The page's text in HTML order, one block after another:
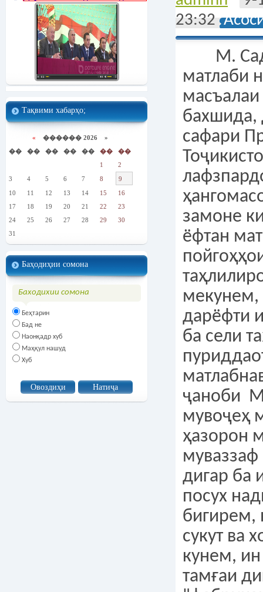
Тақвими хабарҳо;
« ������ 2026 »
��
�� �� �� �� ��
��
1
2
3
4 5 6 7 8
9
10
11 12 13 14 15
16
17
18 19 20 21 22
23
24
25 26 27 28 29
30
31
Баҳодиҳии сомона
Баходихии сомона
Беҳтарин
Бад не
Наонқадр хуб
Маҳқул нашуд
Хуб
23:32
М.
матлаби
бахшида,
сафари
замоне
ёфтан
мекунем,
дарёфти
ба сели
ҷаноби
мувоҷеҳ
ҳазорон
дигар ба
посух
бигирем,
сукут ва
кунем,
тамғаи